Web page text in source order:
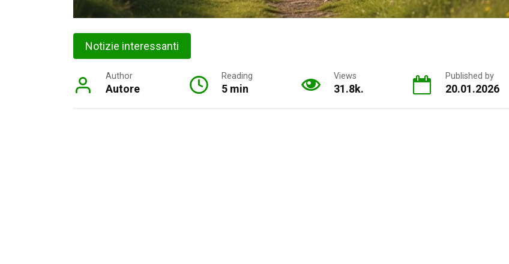
Notizie interessanti
Author
Autore
Reading
5 min
Views
31.8k.
Published by
20.01.2026